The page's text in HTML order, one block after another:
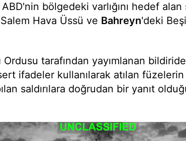
bölgedeki varlığını hedef alan
Hava Üssü ve Bahreyn'deki
Ordusu tarafından yayımlanan
ifadeler kullanılarak atılan
saldırılara doğrudan bir yanıt